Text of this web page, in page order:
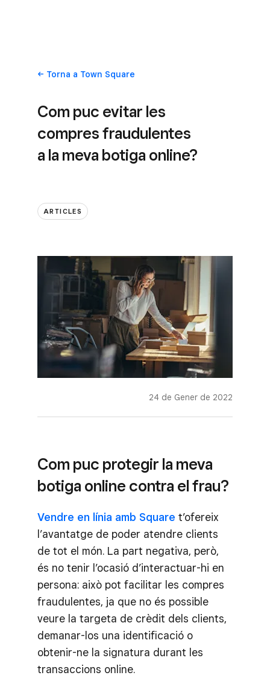
Torna a Town Square
Com puc evitar les
compres fraudulentes
a la meva botiga online?
ARTICLES
24 de Gener de 2022
Com puc protegir la meva
botiga online contra el frau?
Vendre en línia amb Square t’ofereix
l’avantatge de poder atendre clients
de tot el món. La part negativa, però,
és no tenir l’ocasió d’interactuar-hi en
persona: això pot facilitar les compres
fraudulentes, ja que no és possible
veure la targeta de crèdit dels clients,
demanar-los una identificació o
obtenir-ne la signatura durant les
transaccions online.